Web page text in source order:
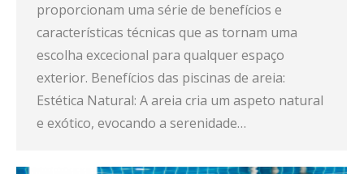
proporcionam uma série de benefícios e
características técnicas que as tornam uma
escolha excecional para qualquer espaço
exterior. Benefícios das piscinas de areia:
Estética Natural: A areia cria um aspeto natural
e exótico, evocando a serenidade…